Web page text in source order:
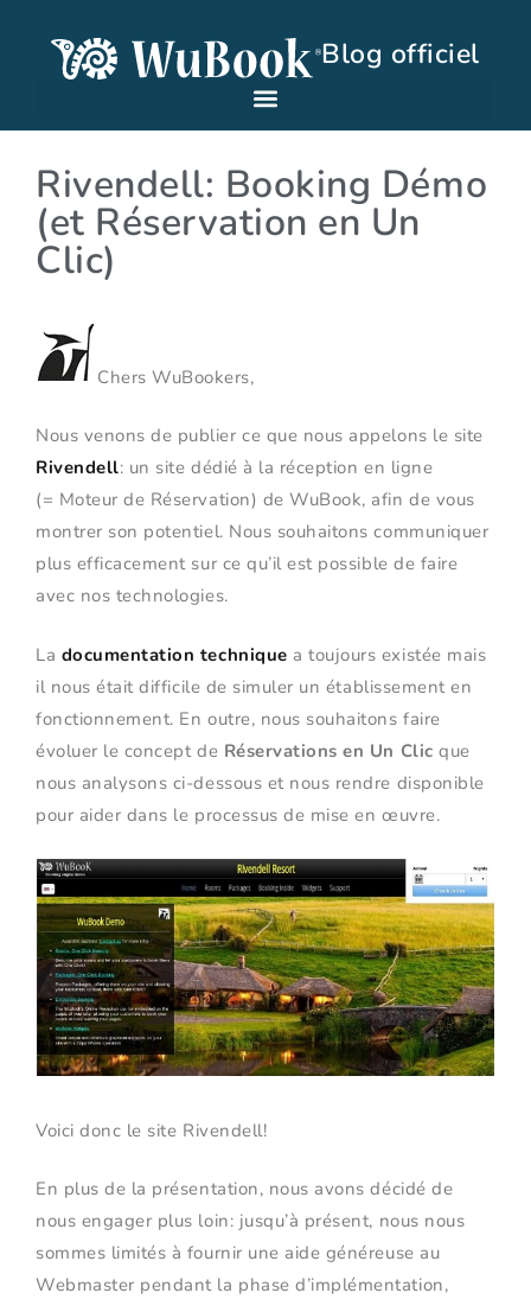
Blog officiel
Rivendell: Booking Démo
(et Réservation en Un
Clic)
Chers WuBookers,
Nous venons de publier ce que nous appelons le site
Rivendell: un site dédié à la réception en ligne
(= Moteur de Réservation) de WuBook, afin de vous
montrer son potentiel. Nous souhaitons communiquer
plus efficacement sur ce qu’il est possible de faire
avec nos technologies.
La documentation technique a toujours existée mais
il nous était difficile de simuler un établissement en
fonctionnement. En outre, nous souhaitons faire
évoluer le concept de Réservations en Un Clic que
nous analysons ci-dessous et nous rendre disponible
pour aider dans le processus de mise en œuvre.
Voici donc le site Rivendell!
En plus de la présentation, nous avons décidé de
nous engager plus loin: jusqu’à présent, nous nous
sommes limités à fournir une aide généreuse au
Webmaster pendant la phase d’implémentation,